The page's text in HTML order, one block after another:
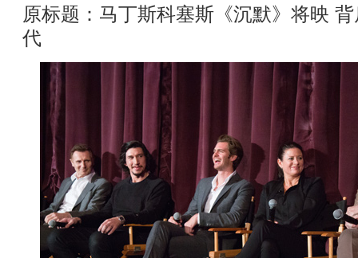
原标题：马丁斯科塞斯《沉默》将映
代